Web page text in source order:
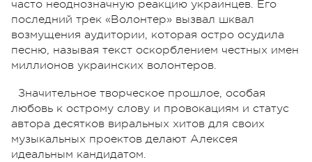
часто неоднозначную реакцию украинцев. Его
последний трек «Волонтер» вызвал шквал
возмущения аудитории, которая остро осудила
песню, называя текст оскорблением честных имен
миллионов украинских волонтеров.
Значительное творческое прошлое, особая
любовь к острому слову и провокациям и статус
автора десятков виральных хитов для своих
музыкальных проектов делают Алексея
идеальным кандидатом.